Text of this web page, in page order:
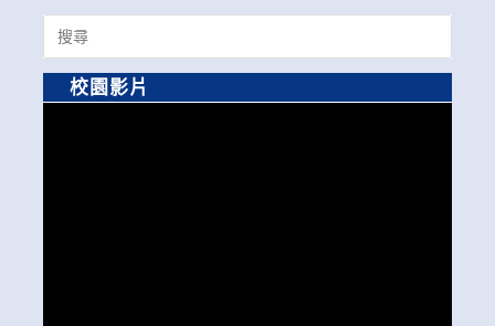
Search
for:
校園影片